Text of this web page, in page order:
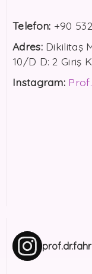
Telefon: +90
Adres:Dikilitaş
10/D D: 2 Giriş
Instagram: